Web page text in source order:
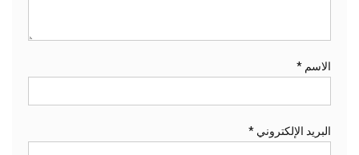
الاسم *
البريد الإلكتروني *